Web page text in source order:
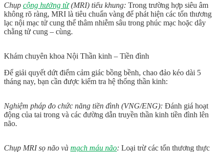
Chụp cộng hưởng từ(MRI) tiểu khung: Trong trường hợp siêu âm
không rõ ràng, MRI là tiêu chuẩn vàng để phát hiện các tổn thương
lạc nội mạc tử cung thể thâm nhiễm sâu trong phúc mạc hoặc dây
chằng tử cung – cùng.
Khám chuyên khoa Nội Thần kinh – Tiền đình
Để giải quyết dứt điểm cảm giác bồng bềnh, chao đảo kéo dài 5
tháng nay, bạn cần được kiểm tra hệ thống thần kinh:
Nghiệm pháp đo chức năng tiền đình (VNG/ENG): Đánh giá hoạt
động của tai trong và các đường dẫn truyền thần kinh tiền đình lên
não.
Chụp MRI sọ não và mạch máu não: Loại trừ các tổn thương thực